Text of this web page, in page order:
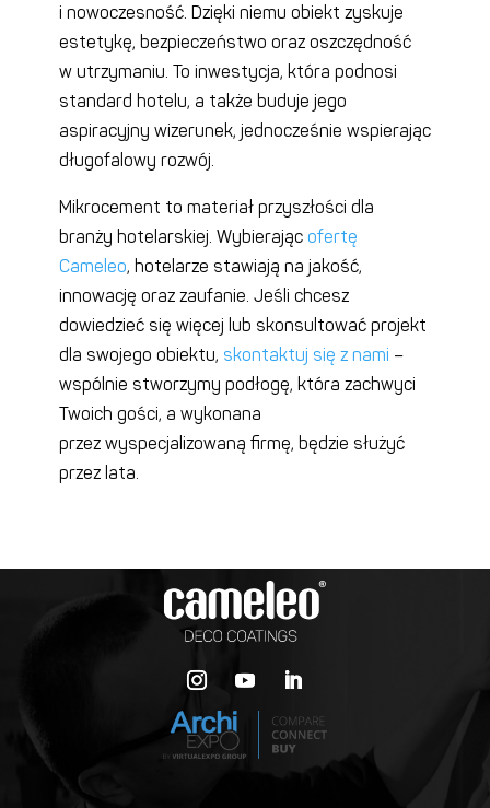
i nowoczesność. Dzięki niemu obiekt zyskuje
estetykę, bezpieczeństwo oraz oszczędność
w utrzymaniu. To inwestycja, która podnosi
standard hotelu, a także buduje jego
aspiracyjny wizerunek, jednocześnie wspierając
długofalowy rozwój.
Mikrocement to materiał przyszłości dla
branży hotelarskiej. Wybierając ofertę
Cameleo, hotelarze stawiają na jakość,
innowację oraz zaufanie. Jeśli chcesz
dowiedzieć się więcej lub skonsultować projekt
dla swojego obiektu, skontaktuj się z nami –
wspólnie stworzymy podłogę, która zachwyci
Twoich gości, a wykonana
przez wyspecjalizowaną firmę, będzie służyć
przez lata.